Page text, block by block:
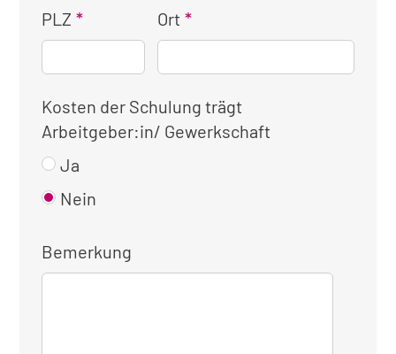
PLZ Ort
Kosten der Schulung trägt
Arbeitgeber:in/ Gewerkschaft
Ja
Nein
Bemerkung